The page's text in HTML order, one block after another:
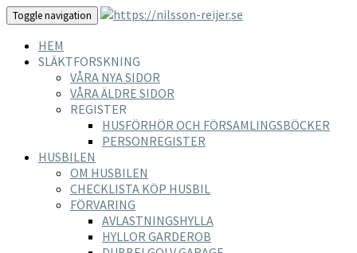
Toggle navigation
HEM
SLÄKTFORSKNING
VÅRA NYA SIDOR
VÅRA ÄLDRE SIDOR
REGISTER
HUSFÖRHÖR OCH FÖRSAMLINGSBÖCKER
PERSONREGISTER
HUSBILEN
OM HUSBILEN
CHECKLISTA KÖP HUSBIL
FÖRVARING
AVLASTNINGSHYLLA
HYLLOR GARDEROB